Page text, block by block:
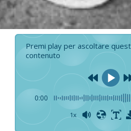
Premi play per ascoltare questo
contenuto
0:00
1x